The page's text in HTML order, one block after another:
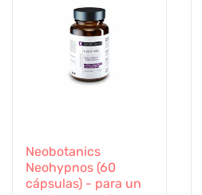
Neobotanics
Neohypnos (60
cápsulas) - para un